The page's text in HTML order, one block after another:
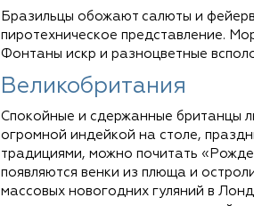
Бразильцы обожают салюты и
пиротехническое представление.
Фонтаны искр и разноцветные
Великобритания
Спокойные и сдержанные британцы
огромной индейкой на столе,
традициями, можно почитать
появляются венки из плюща и
массовых новогодних гуляний в